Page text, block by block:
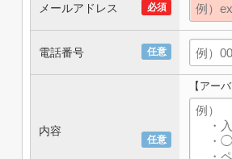
必須
メールアドレス
任意
電話番号
任意
内容
【アー